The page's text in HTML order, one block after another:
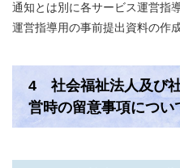
通知とは別に各サービス運営指
運営指導用の事前提出資料の作
4 社会福祉法人及び
営時の留意事項につい